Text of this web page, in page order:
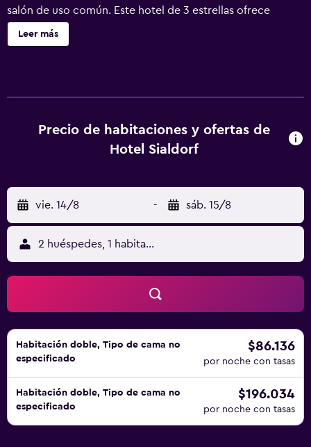
salón de uso común. Este hotel de 3 estrellas ofrece
servicio de conserjería y mostrador de información
turística. El alojamiento ofrece recepción 24 horas,
las habitaciones cuentan con ropa de cama y toallas. En el
alojamiento se puede disfrutar de un desayuno
(Aeropuerto Internacional Ingeniero Aeronáutico
Ambrosio L. V. Taravella) está a 44 km.
Leer más
Precio de habitaciones y ofertas de
Hotel Sialdorf
vie. 14/8 - sáb. 15/8
2 huéspedes, 1 habitación
Habitación doble, Tipo de cama no
especificado
$86.136
por noche con tasas
Habitación doble, Tipo de cama no
especificado
$196.034
por noche con tasas